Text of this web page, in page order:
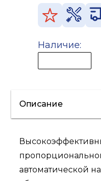
Наличие:
Описание
автоматической